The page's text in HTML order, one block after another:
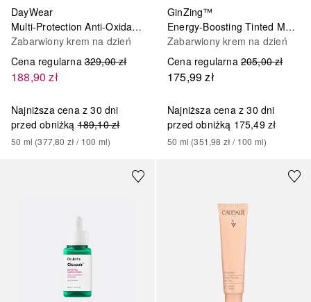
DayWear
Multi-Protection Anti-Oxidant Sheer Tint Release Moisturiser SPF 15
Zabarwiony krem na dzień
Cena regularna 329,00 zł
188,90 zł
Najniższa cena z 30 dni
przed obniżką 189,10 zł
50 ml (377,80 zł / 100 ml)
GinZing™
Energy-Boosting Tinted Moisturizer SPF 40
Zabarwiony krem na dzień
Cena regularna 205,00 zł
175,99 zł
Najniższa cena z 30 dni
przed obniżką 175,49 zł
50 ml (351,98 zł / 100 ml)